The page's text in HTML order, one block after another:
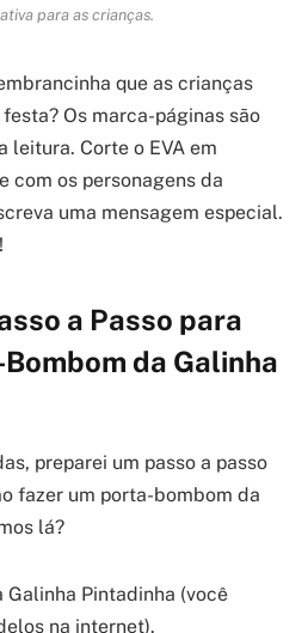
para as crianças.
que as crianças
Os marca-páginas são
leitura. Corte o EVA em
com os personagens da
uma mensagem especial.
a Passo para
da Galinha
preparei um passo a passo
fazer um porta-bombom da
lá?
Pintadinha (você
na internet).